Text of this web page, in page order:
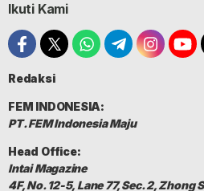
Ikuti Kami
Redaksi
FEM INDONESIA:
PT. FEM Indonesia Maju
Head Office:
Intai Magazine
4F, No. 12-5, Lane 77, Sec. 2,